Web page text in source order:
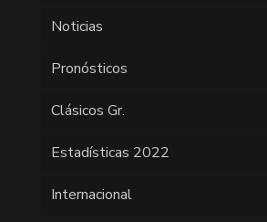
Noticias
Pronósticos
Clásicos Gr.
Estadísticas 2022
Internacional